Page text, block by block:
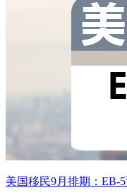
美国移民9月排期：EB-